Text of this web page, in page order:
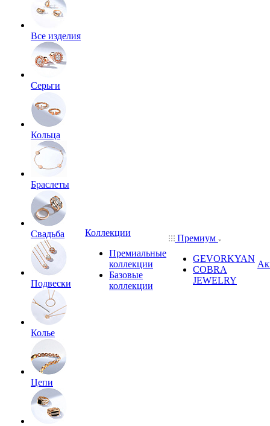
Все изделия
Серьги
Кольца
Браслеты
Свадьба
Подвески
Колье
Цепи
Коллекции
Премиальные
коллекции
Базовые
коллекции
Премиум
GEVORKYAN
COBRA
JEWELRY